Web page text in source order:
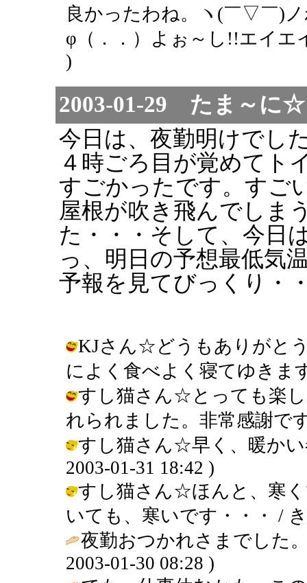
良かったわね。ヽ(￣▽￣)
φ（．．）よぉ～し!!エイエ
)
2003-01-29 たま～に
今日は、夜勤明けでし
４時ごろ目が覚めてト
すごかったです。すご
屋根が吹き飛んでしま
た・・・そして、今日
っ、明日の予想最低気
予報を見てびっくり・
KJさん☆どうもありがと
によく食べよく寝てゆきま
すし猫さん☆とっても楽
れられました。非常感謝で
すし猫さん☆早く、暖か
2003-01-31 18:42 )
すし猫さん☆ほんと、寒
いても、寒いです・・・ /
夜勤おつかれさまでした
2003-01-30 08:28 )